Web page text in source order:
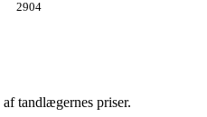
2904
af tandlægernes priser.